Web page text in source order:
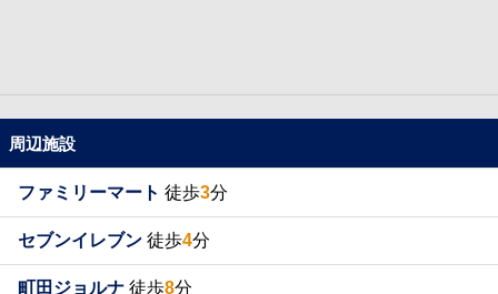
周辺施設
ファミリーマート 徒歩3分
セブンイレブン 徒歩4分
町田ジョルナ 徒歩8分